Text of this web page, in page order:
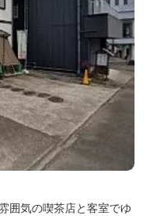
囲気の喫茶店と客室でゆ